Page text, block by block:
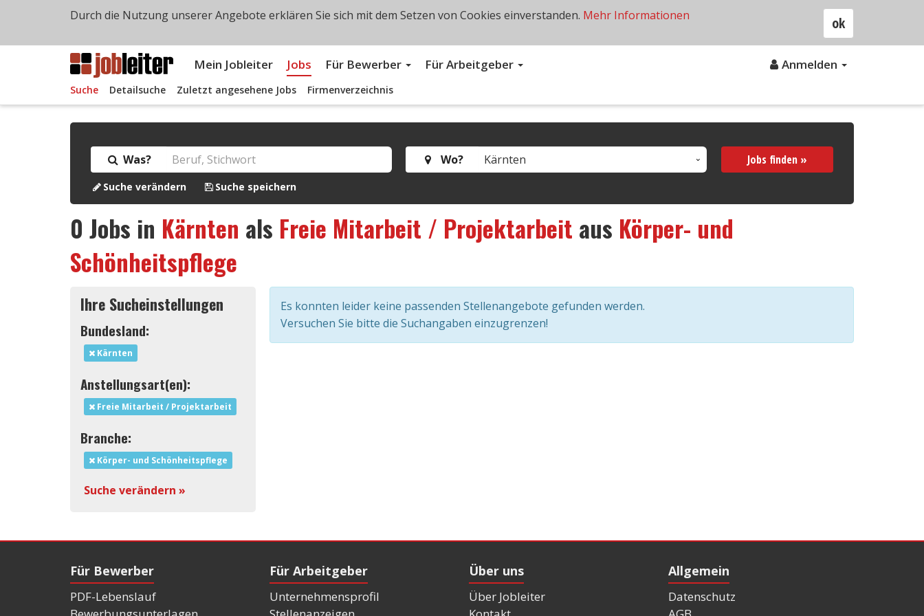
Mein Jobleiter Jobs Für Bewerber Für Arbeitgeber Anmelden
Suche Detailsuche Zuletzt angesehene Jobs Firmenverzeichnis
Was? Wo? Jobs finden »
Suche verändern Suche speichern
0 Jobs in Kärnten als Freie Mitarbeit / Projektarbeit aus Körper- und
Schönheitspflege
Ihre Sucheinstellungen
Bundesland:
Kärnten
Anstellungsart(en):
Freie Mitarbeit / Projektarbeit
Branche:
Körper- und Schönheitspflege
Suche verändern »
Es konnten leider keine passenden Stellenangebote gefunden werden.
Versuchen Sie bitte die Suchangaben einzugrenzen!
Für Bewerber
PDF-Lebenslauf
Für Arbeitgeber
Unternehmensprofil
Über uns
Über Jobleiter
Allgemein
Datenschutz
ok
Durch die Nutzung unserer Angebote erklären Sie sich mit dem Setzen von Cookies einverstanden. Mehr Informationen